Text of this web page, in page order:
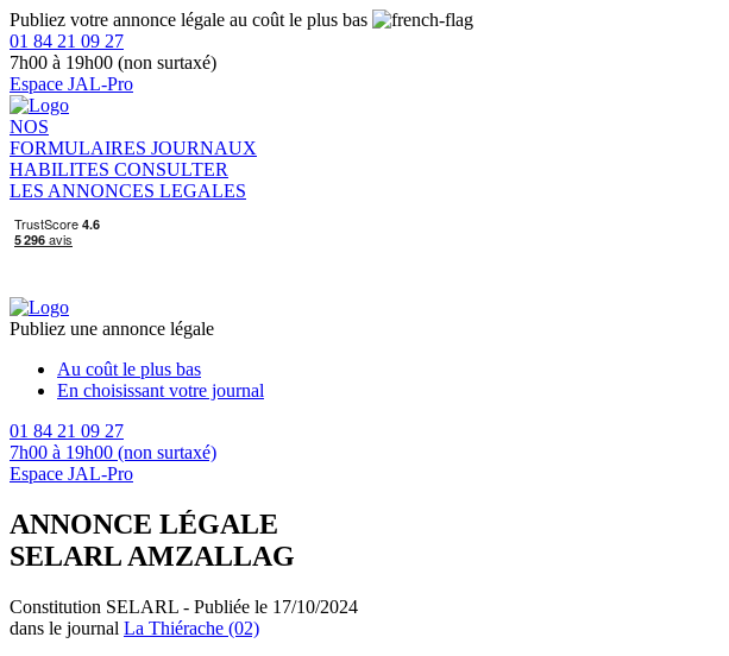
Publiez votre annonce légale au coût le plus bas
01 84 21 09 27
7h00 à 19h00 (non surtaxé)
Espace JAL-Pro
NOS
FORMULAIRES JOURNAUX
HABILITES CONSULTER
LES ANNONCES LEGALES
Publiez une annonce légale
Au coût le plus bas
En choisissant votre journal
01 84 21 09 27
7h00 à 19h00 (non surtaxé)
Espace JAL-Pro
ANNONCE LÉGALE
SELARL AMZALLAG
Constitution SELARL - Publiée le 17/10/2024
dans le journal La Thiérache (02)